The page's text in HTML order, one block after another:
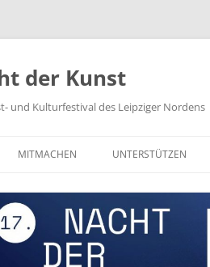
der Kunst
und Kulturfestival des Leipziger Nordens
MITMACHEN UNTERSTÜTZEN